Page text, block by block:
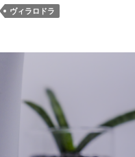
ヴィラロドラ